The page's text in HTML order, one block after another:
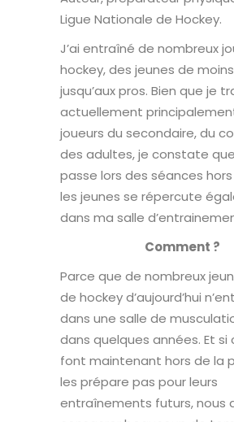
Ligue Nationale de Hockey.
J’ai entraîné de nombreux
hockey, des jeunes de
jusqu’aux pros. Bien que je
actuellement
joueurs du secondaire, du
des adultes, je constate
passe lors des séances
les jeunes se répercute
dans ma salle
Comment ?
Parce que de nombreux
de hockey d’aujourd’hui
dans une salle de
dans quelques années. Et si
font maintenant hors de la
les prépare pas pour leurs
entraînements futurs, nous